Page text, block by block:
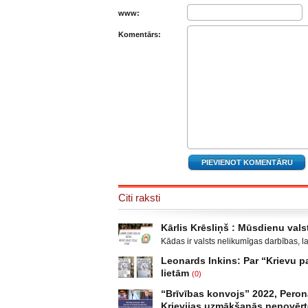
www:
Komentārs:
Citi raksti
Kārlis Krēsliņš : Mūsdienu
Kādas ir valsts nelikumīgas darbības,
Krievijas un ar to aizstāvēšanu
un izveidot militāro konfliktu Doņeckas
neatgādina to, kā attīstījās notikumi
Leonards Inkins: Par “Krievu
lietām (0)
laiks: daļa. Atgriešanās, Neizmantoto
“Brīvības konvojs” 2022,